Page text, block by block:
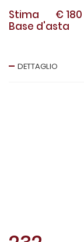
Stima € 180
Base d'asta
DETTAGLIO